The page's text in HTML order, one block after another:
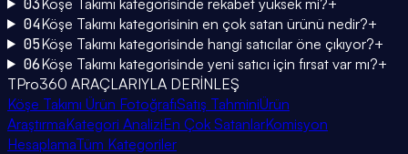
04Köşe Takımı kategorisinin en çok satan ürünü nedir?+
05Köşe Takımı kategorisinde hangi satıcılar öne çıkıyor?+
06Köşe Takımı kategorisinde yeni satıcı için fırsat var mı?+
TPro360 ARAÇLARIYLA DERİNLEŞ
Köşe Takımı Ürün FotoğrafıSatış TahminiÜrün
AraştırmaKategori AnaliziEn Çok SatanlarKomisyon
HesaplamaTüm Kategoriler